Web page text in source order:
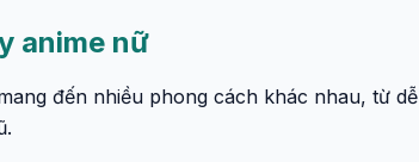
anime nữ
đến nhiều phong cách khác nhau, từ dễ